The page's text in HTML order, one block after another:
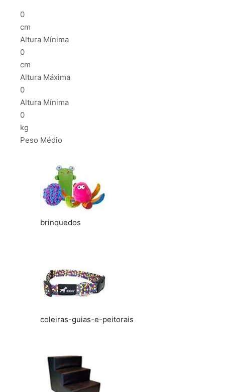
0
cm
Altura Mínima
0
cm
Altura Máxima
0
Altura Mínima
0
kg
Peso Médio
brinquedos
coleiras-guias-e-peitorais